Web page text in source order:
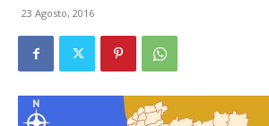
23 Agosto, 2016